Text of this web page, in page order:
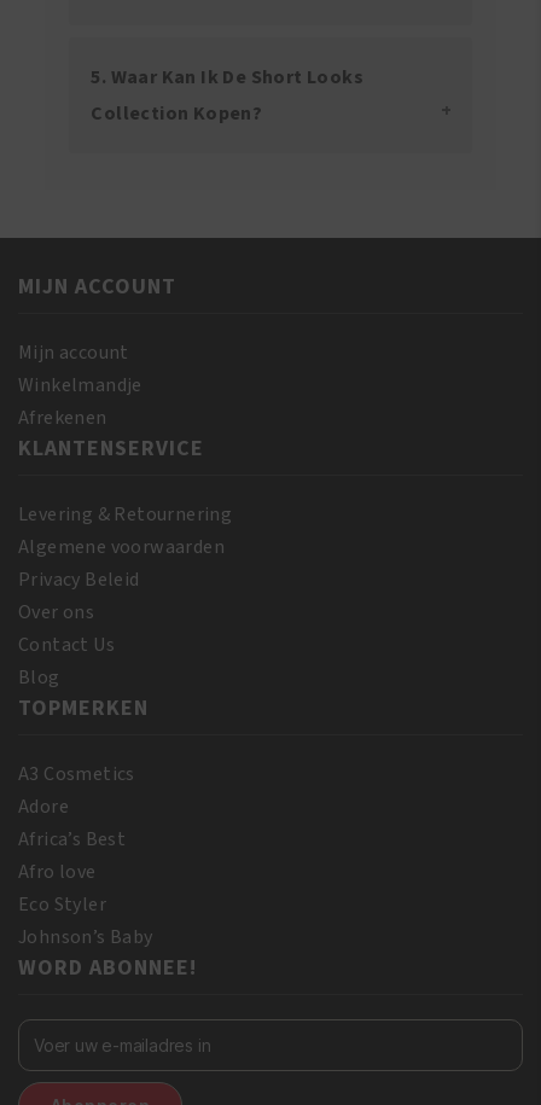
5. Waar Kan Ik De Short Looks
Collection Kopen?
MIJN ACCOUNT
Mijn account
Winkelmandje
Afrekenen
KLANTENSERVICE
Levering & Retournering
Algemene voorwaarden
Privacy Beleid
Over ons
Contact Us
Blog
TOPMERKEN
A3 Cosmetics
Adore
Africa’s Best
Afro love
Eco Styler
Johnson’s Baby
WORD ABONNEE!